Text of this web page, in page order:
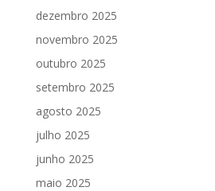
dezembro 2025
novembro 2025
outubro 2025
setembro 2025
agosto 2025
julho 2025
junho 2025
maio 2025